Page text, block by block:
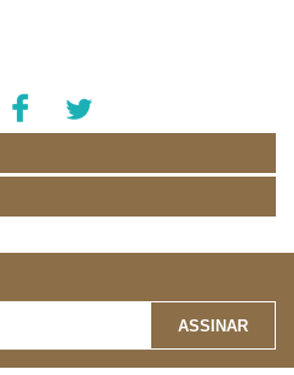
ASSINAR